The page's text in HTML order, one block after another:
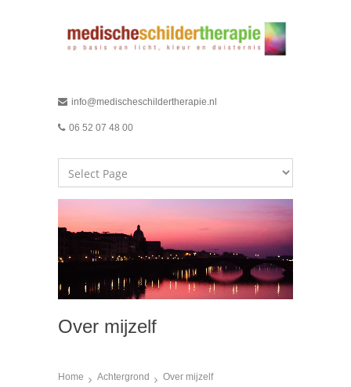
info@medischeschildertherapie.nl
06 52 07 48 00
Over mijzelf
Home Achtergrond Over mijzelf